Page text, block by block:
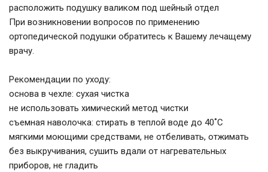
расположить подушку валиком под шейный отдел
При возникновении вопросов по применению
ортопедической подушки обратитесь к Вашему лечащему
врачу.
Рекомендации по уходу:
основа в чехле: сухая чистка
не использовать химический метод чистки
съемная наволочка: стирать в теплой воде до 40˚С
мягкими моющими средствами, не отбеливать, отжимать
без выкручивания, сушить вдали от нагревательных
приборов, не гладить